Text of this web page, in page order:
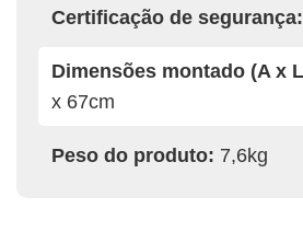
Certificação de segurança:
Dimensões montado (A x
x 67cm
Peso do produto: 7,6kg